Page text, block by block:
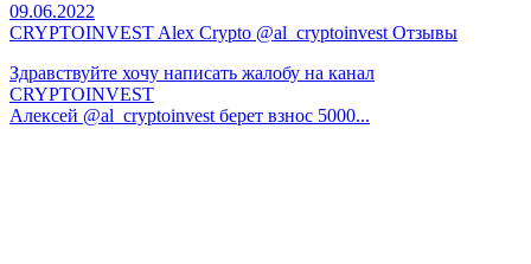
09.06.2022
CRYPTOINVEST Alex Crypto @al_cryptoinvest Отзывы
Здравствуйте хочу написать жалобу на канал
CRYPTOINVEST
Алексей @al_cryptoinvest берет взнос 5000...